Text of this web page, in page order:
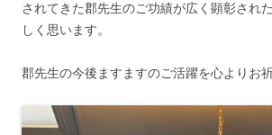
されてきた郡先生のご功績が広く顕彰され
しく思います。
郡先生の今後ますますのご活躍を心よりお